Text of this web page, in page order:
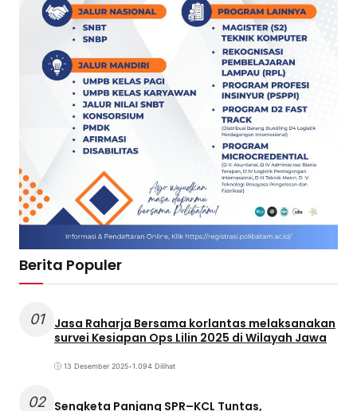
Berita Populer
01
Jasa Raharja Bersama korlantas melaksanakan
survei Kesiapan Ops Lilin 2025 di Wilayah Jawa
13 Desember 2025•1.094 Dilihat
02 Sengketa Panjang SPR–KCL Tuntas,